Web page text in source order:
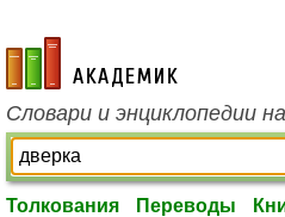
academic.ru
Словари и энциклопедии
Толкования Переводы